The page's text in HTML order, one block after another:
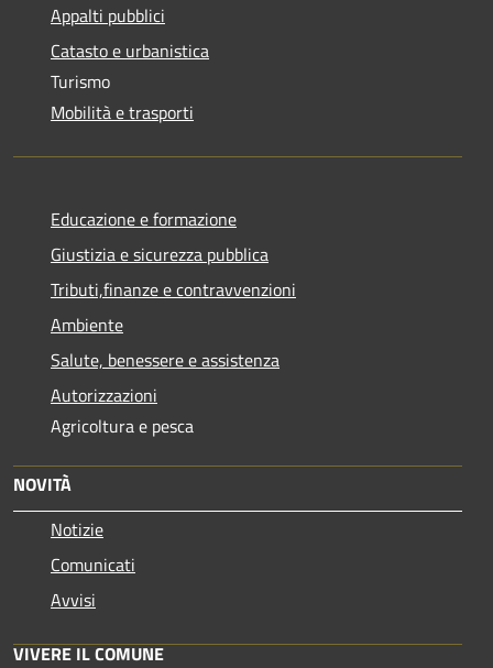
Appalti pubblici
Catasto e urbanistica
Turismo
Mobilità e trasporti
Educazione e formazione
Giustizia e sicurezza pubblica
Tributi,finanze e contravvenzioni
Ambiente
Salute, benessere e assistenza
Autorizzazioni
Agricoltura e pesca
NOVITÀ
Notizie
Comunicati
Avvisi
VIVERE IL COMUNE